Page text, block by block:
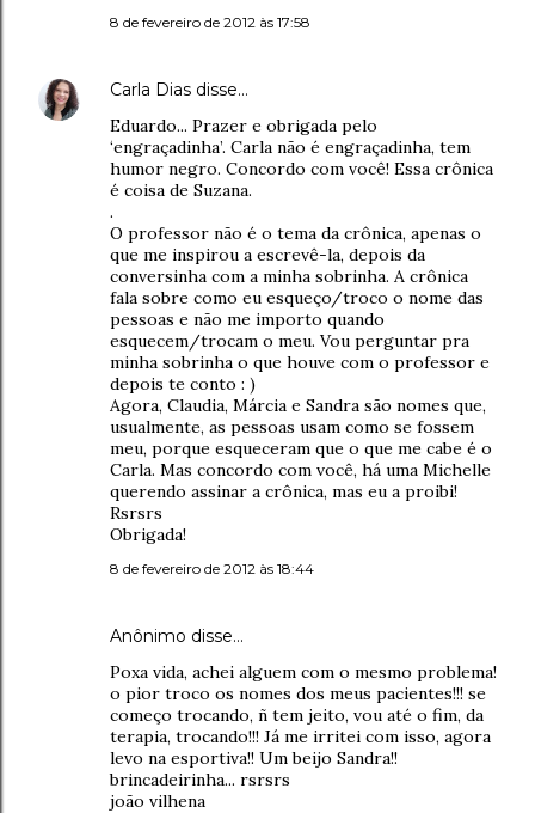
8 de fevereiro de 2012 às 17:58
Carla Dias disse…
Eduardo... Prazer e obrigada pelo
‘engraçadinha’. Carla não é engraçadinha, tem
humor negro. Concordo com você! Essa crônica
é coisa de Suzana.
.
O professor não é o tema da crônica, apenas o
que me inspirou a escrevê-la, depois da
conversinha com a minha sobrinha. A crônica
fala sobre como eu esqueço/troco o nome das
pessoas e não me importo quando
esquecem/trocam o meu. Vou perguntar pra
minha sobrinha o que houve com o professor e
depois te conto : )
Agora, Claudia, Márcia e Sandra são nomes que,
usualmente, as pessoas usam como se fossem
meu, porque esqueceram que o que me cabe é o
Carla. Mas concordo com você, há uma Michelle
querendo assinar a crônica, mas eu a proibi!
Rsrsrs
Obrigada!
8 de fevereiro de 2012 às 18:44
Anônimo disse…
Poxa vida, achei alguem com o mesmo problema!
o pior troco os nomes dos meus pacientes!!! se
começo trocando, ñ tem jeito, vou até o fim, da
terapia, trocando!!! Já me irritei com isso, agora
levo na esportiva!! Um beijo Sandra!!
brincadeirinha... rsrsrs
joão vilhena